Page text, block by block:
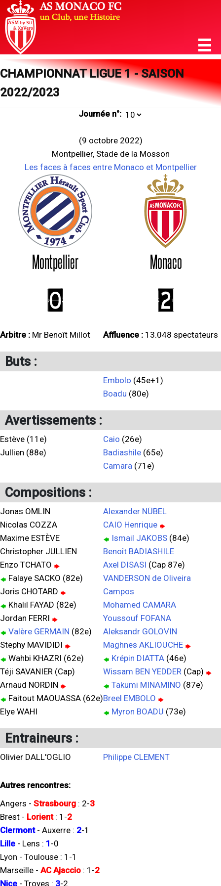
CHAMPIONNAT LIGUE 1 - SAISON
2022/2023
Journée n°:
(9 octobre 2022)
Montpellier, Stade de la Mosson
Les faces à faces entre Monaco et Montpellier
Montpellier Monaco
0 2
Arbitre : Mr Benoît Millot Affluence : 13.048 spectateurs
Buts :
Embolo (45e+1)
Boadu (80e)
Avertissements :
Estève (11e)
Jullien (88e)
Caio (26e)
Badiashile (65e)
Camara (71e)
Compositions :
Jonas OMLIN
Nicolas COZZA
Maxime ESTÈVE
Christopher JULLIEN
Enzo TCHATO
Falaye SACKO (82e)
Joris CHOTARD
Khalil FAYAD (82e)
Jordan FERRI
Valère GERMAIN (82e)
Stephy MAVIDIDI
Wahbi KHAZRI (62e)
Téji SAVANIER (Cap)
Arnaud NORDIN
Faitout MAOUASSA (62e)
Elye WAHI
Alexander NÜBEL
CAIO Henrique
Ismail JAKOBS (84e)
Benoît BADIASHILE
Axel DISASI (Cap 87e)
VANDERSON de Oliveira
Campos
Mohamed CAMARA
Youssouf FOFANA
Aleksandr GOLOVIN
Maghnes AKLIOUCHE
Krépin DIATTA (46e)
Wissam BEN YEDDER (Cap)
Takumi MINAMINO (87e)
Breel EMBOLO
Myron BOADU (73e)
Entraineurs :
Olivier DALL'OGLIO Philippe CLEMENT
Autres rencontres:
Angers - Strasbourg : 2-3
Brest - Lorient: 1 -2
Clermont- Auxerre : 2-1
Lille - Lens : 1 -0
Lyon - Toulouse : 1 -1
Marseille - AC Ajaccio : 1 -2
Nice - Troyes : 3-2